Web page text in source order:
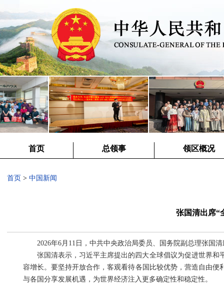
首页 总领事 领区概况
首页 > 中国新闻
张国清出席“
2026年6月11日，中共中央政治局委员、国务院副总理张国
张国清表示，习近平主席提出的四大全球倡议为促进世界
容增长。要坚持开放合作，客观看待各国比较优势，营造自由
与各国分享发展机遇，为世界经济注入更多确定性和稳定性。